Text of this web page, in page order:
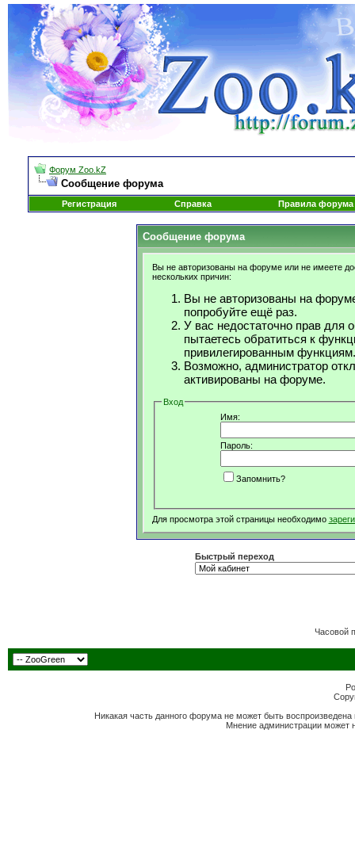
Форум Zoo.kZ
Сообщение форума
Регистрация Справка Правила форума
Сообщение форума
Вы не авторизованы на форуме или не имеете
нескольких причин:
Вы не авторизованы на
попробуйте ещё раз.
У вас недостаточно прав для
пытаетесь обратиться к
привилегированным функциям.
Возможно, администратор
активированы на форуме.
Вход
Имя:
Пароль:
Запомнить?
Для просмотра этой страницы необходимо
Быстрый переход
Часовой
Никакая часть данного форума не может быть
Мнение администрации может